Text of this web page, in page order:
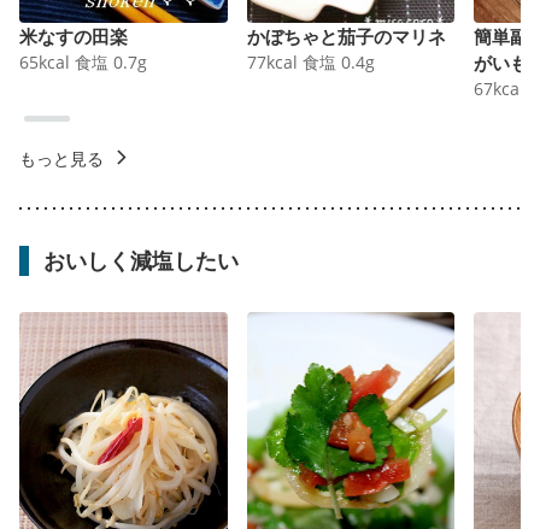
米なすの田楽
65kcal 食塩 0.7g
かぼちゃと茄子のマリネ
77kcal 食塩 0.4g
簡単副
がいも
67kcal
もっと見る
おいしく減塩したい